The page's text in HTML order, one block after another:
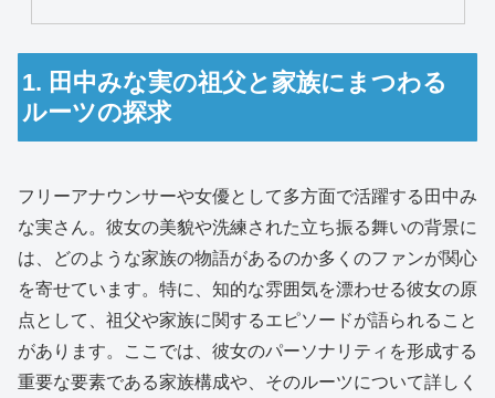
1. 田中みな実の祖父と家族にまつわる
ルーツの探求
フリーアナウンサーや女優として多方面で活躍する田中み
な実さん。彼女の美貌や洗練された立ち振る舞いの背景に
は、どのような家族の物語があるのか多くのファンが関心
を寄せています。特に、知的な雰囲気を漂わせる彼女の原
点として、祖父や家族に関するエピソードが語られること
があります。ここでは、彼女のパーソナリティを形成する
重要な要素である家族構成や、そのルーツについて詳しく